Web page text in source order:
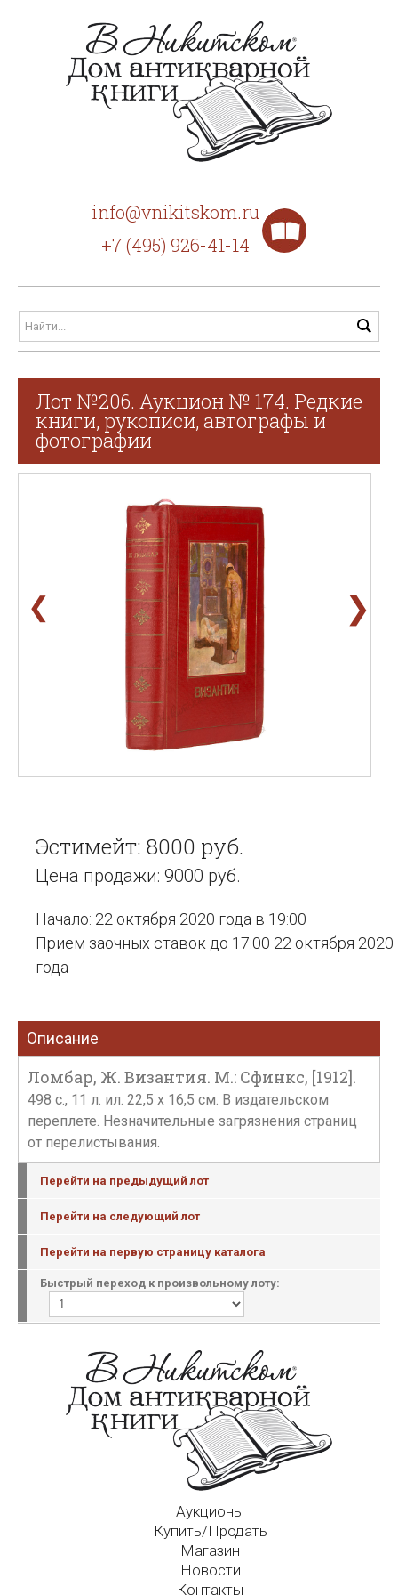
info@vnikitskom.ru
+7 (495) 926-41-14
Лот №206. Аукцион № 174. Редкие
книги, рукописи, автографы и
фотографии
❮ ❯
Эстимейт: 8000 руб.
Цена продажи: 9000 руб.
Начало: 22 октября 2020 года в 19:00
Прием заочных ставок до 17:00 22 октября 2020
года
Описание
Ломбар, Ж. Византия. М.: Сфинкс, [1912].
498 с., 11 л. ил. 22,5 х 16,5 см. В издательском
переплете. Незначительные загрязнения страниц
от перелистывания.
Перейти на предыдущий лот
Перейти на следующий лот
Перейти на первую страницу каталога
Быстрый переход к произвольному лоту:
Аукционы
Купить/Продать
Магазин
Новости
Контакты